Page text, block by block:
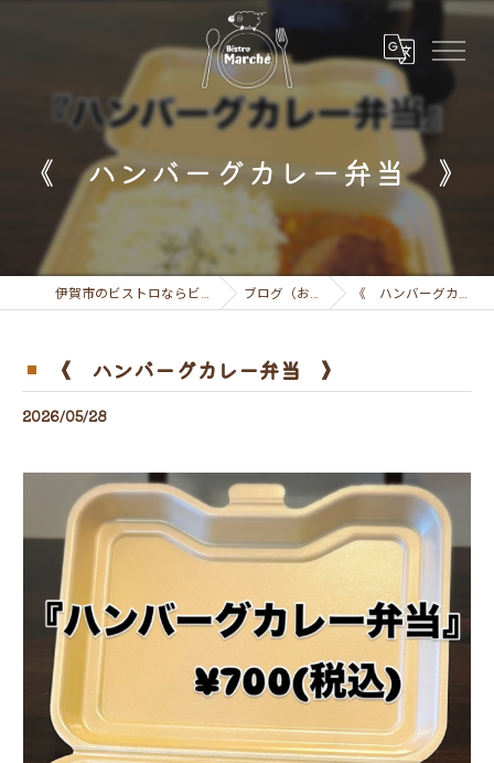
《 ハンバーグカレー弁当 》
伊賀市のビストロならビストロ マルシェ ブログ（お知らせ） 《 ハンバーグカレー弁当 》
《 ハンバーグカレー弁当 》
2026/05/28